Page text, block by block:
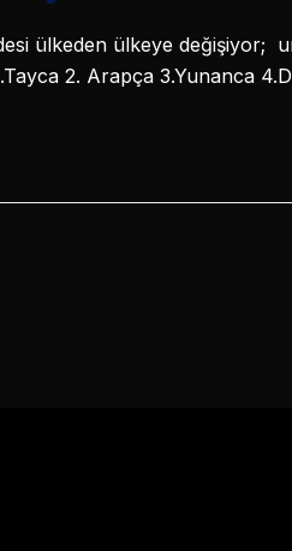
ülkeden ülkeye değişiyor;
2. Arapça 3.Yunanca